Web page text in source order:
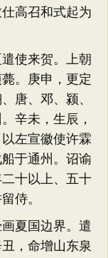
高召和式起为
使来贺。上朝
。庚申，更定
唐、邓、颍、
辛未，生辰，
左宣徽使许霖
于通州。诏谕
十以上、五十
侍。
夏国边界。遣
，命增山东泉